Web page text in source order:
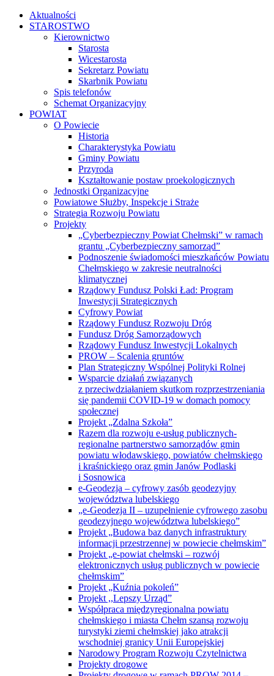
Aktualności
STAROSTWO
Kierownictwo
Starosta
Wicestarosta
Sekretarz Powiatu
Skarbnik Powiatu
Spis telefonów
Schemat Organizacyjny
POWIAT
O Powiecie
Historia
Charakterystyka Powiatu
Gminy Powiatu
Przyroda
Kształtowanie postaw proekologicznych
Jednostki Organizacyjne
Powiatowe Służby, Inspekcje i Straże
Strategia Rozwoju Powiatu
Projekty
„Cyberbezpieczny Powiat Chełmski” w ramach
grantu „Cyberbezpieczny samorząd”
Podnoszenie świadomości mieszkańców Powiatu
Chełmskiego w zakresie neutralności
klimatycznej
Rządowy Fundusz Polski Ład: Program
Inwestycji Strategicznych
Cyfrowy Powiat
Rządowy Fundusz Rozwoju Dróg
Fundusz Dróg Samorządowych
Rządowy Fundusz Inwestycji Lokalnych
PROW – Scalenia gruntów
Plan Strategiczny Wspólnej Polityki Rolnej
Wsparcie działań związanych
z przeciwdziałaniem skutkom rozprzestrzeniania
się pandemii COVID-19 w domach pomocy
społecznej
Projekt „Zdalna Szkoła”
Razem dla rozwoju e-usług publicznych-
regionalne partnerstwo samorządów gmin
powiatu włodawskiego, powiatów chełmskiego
i kraśnickiego oraz gmin Janów Podlaski
i Sosnowica
e-Geodezja – cyfrowy zasób geodezyjny
województwa lubelskiego
„e-Geodezja II – uzupełnienie cyfrowego zasobu
geodezyjnego województwa lubelskiego”
Projekt „Budowa baz danych infrastruktury
informacji przestrzennej w powiecie chełmskim”
Projekt „e-powiat chełmski – rozwój
elektronicznych usług publicznych w powiecie
chełmskim”
Projekt „Kuźnia pokoleń”
Projekt ,,Lepszy Urząd”
Współpraca międzyregionalna powiatu
chełmskiego i miasta Chełm szansą rozwoju
turystyki ziemi chełmskiej jako atrakcji
wschodniej granicy Unii Europejskiej
Narodowy Program Rozwoju Czytelnictwa
Projekty drogowe